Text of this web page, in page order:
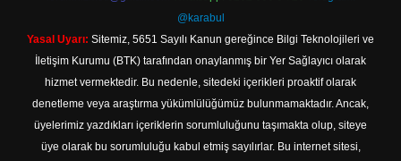
@karabul
Yasal Uyarı: Sitemiz, 5651 Sayılı Kanun gereğince Bilgi Teknolojileri ve
İletişim Kurumu (BTK) tarafından onaylanmış bir Yer Sağlayıcı olarak
hizmet vermektedir. Bu nedenle, sitedeki içerikleri proaktif olarak
denetleme veya araştırma yükümlülüğümüz bulunmamaktadır. Ancak,
üyelerimiz yazdıkları içeriklerin sorumluluğunu taşımakta olup, siteye
üye olarak bu sorumluluğu kabul etmiş sayılırlar. Bu internet sitesi,